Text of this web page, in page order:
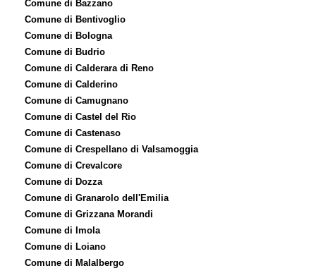
Comune di Bazzano
Comune di Bentivoglio
Comune di Bologna
Comune di Budrio
Comune di Calderara di Reno
Comune di Calderino
Comune di Camugnano
Comune di Castel del Rio
Comune di Castenaso
Comune di Crespellano di Valsamoggia
Comune di Crevalcore
Comune di Dozza
Comune di Granarolo dell'Emilia
Comune di Grizzana Morandi
Comune di Imola
Comune di Loiano
Comune di Malalbergo